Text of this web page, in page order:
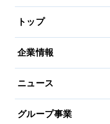
トップ
企業情報
ニュース
グループ事業